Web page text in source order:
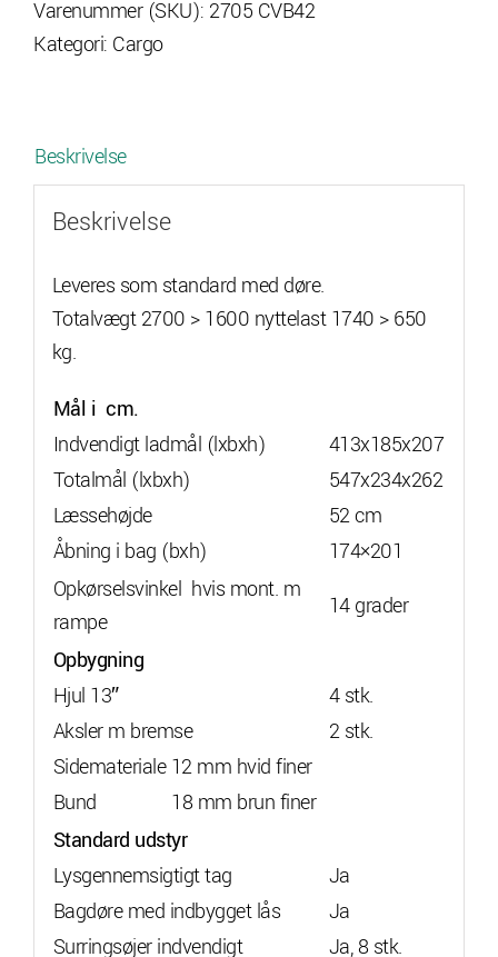
kraftige
sidestøtter
Varenummer (SKU): 2705 CVB42
Kategori: Cargo
Beskrivelse
Beskrivelse
Leveres som standard med døre.
Totalvægt 2700 > 1600 nyttelast 1740 > 650
kg.
Mål i cm.
Indvendigt ladmål (lxbxh)
413x185x207
Totalmål (lxbxh)
547x234x262
Læssehøjde
52 cm
Åbning i bag (bxh)
174×201
Opkørselsvinkel hvis mont. m
rampe
14 grader
Opbygning
Hjul 13″
4 stk.
Aksler m bremse
2 stk.
Sidemateriale 12 mm hvid finer
Bund 18 mm brun finer
Standard udstyr
Lysgennemsigtigt tag
Ja
Bagdøre med indbygget lås
Ja
Surringsøjer indvendigt
Ja, 8 stk.